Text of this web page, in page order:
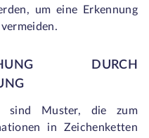
um eine Erkennung
DURCH
sind Muster, die zum
in Zeichenketten